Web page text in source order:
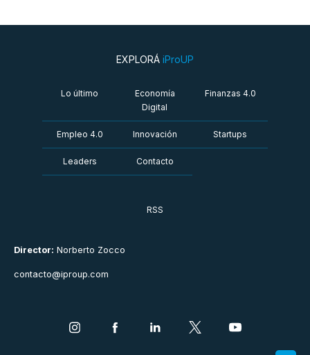
Director: Norberto Zocco
contacto@iproup.com
EXPLORÁ iProUP
Lo último
Economía
Digital
Finanzas 4.0
Empleo 4.0 Innovación Startups
Leaders Contacto
RSS